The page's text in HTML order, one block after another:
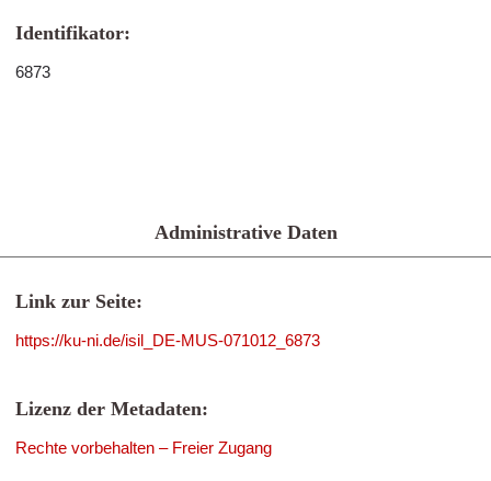
Identifikator:
6873
Administrative Daten
Link zur Seite:
https://ku-ni.de/isil_DE-MUS-071012_6873
Lizenz der Metadaten:
Rechte vorbehalten – Freier Zugang